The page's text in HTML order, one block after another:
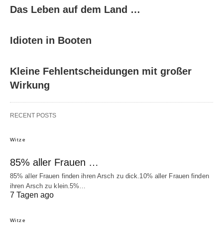
Das Leben auf dem Land …
Idioten in Booten
Kleine Fehlentscheidungen mit großer
Wirkung
RECENT POSTS
Witze
85% aller Frauen …
85% aller Frauen finden ihren Arsch zu dick.10% aller Frauen finden
ihren Arsch zu klein.5%…
7 Tagen ago
Witze